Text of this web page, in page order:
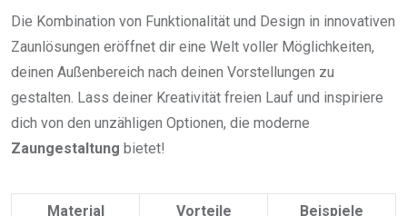
Die Kombination von Funktionalität und Design in innovativen
Zaunlösungen eröffnet dir eine Welt voller Möglichkeiten,
deinen Außenbereich nach deinen Vorstellungen zu
gestalten. Lass deiner Kreativität freien Lauf und inspiriere
dich von den unzähligen Optionen, die moderne
Zaungestaltung bietet!
Material Vorteile Beispiele